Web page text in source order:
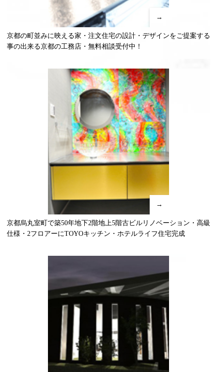
→
京都の町並みに映える家・注文住宅の設計・デザインをご提案する
事の出来る京都の工務店・無料相談受付中！
→
京都烏丸室町で築50年地下2階地上5階古ビルリノベーション・高級
仕様・2フロアーにTOYOキッチン・ホテルライフ住宅完成